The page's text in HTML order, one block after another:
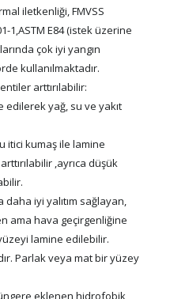
iletkenliği, FMVSS
1,ASTM E84 (istek üzerine
çok iyi yangın
kullanılmaktadır.
arttırılabilir:
edilerek yağ, su ve yakıt
itici kumaş ile lamine
,ayrıca düşük
iyi yalıtım sağlayan,
ama hava geçirgenliğine
lamine edilebilir.
Parlak veya mat bir yüzey
eklenen hidrofobik